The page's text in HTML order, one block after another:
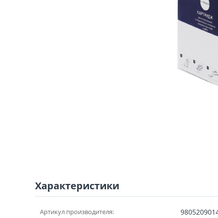
Характеристики
Артикул производителя: